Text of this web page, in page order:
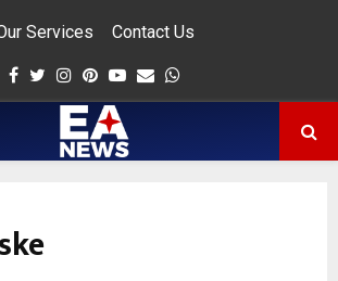
Services Contact Us
Facebook
Twitter
Instagram
Pinterest
Youtube
Email